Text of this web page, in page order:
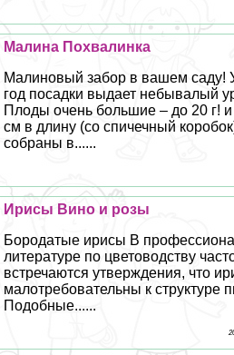
Малина Похвалинка
Малиновый забор в вашем саду!
год посадки выдает небывалый
Плоды очень большие – до 20 г! и
см в длину (со спичечный
собраны в......
Ирисы Вино и розы
Бородатые ирисы В
литературе по цветоводству
встречаются утверждения, что
малотребовательны к структуре
Подобные......